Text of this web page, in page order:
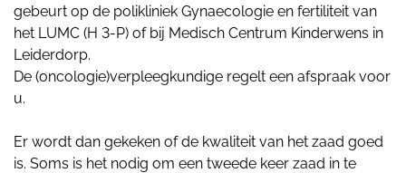
gebeurt op de polikliniek Gynaecologie en fertiliteit van
het LUMC (H 3-P) of bij Medisch Centrum Kinderwens in
Leiderdorp.
De (oncologie)verpleegkundige regelt een afspraak voor
u.
Er wordt dan gekeken of de kwaliteit van het zaad goed
is. Soms is het nodig om een tweede keer zaad in te